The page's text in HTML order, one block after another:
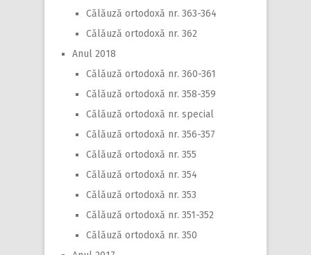
Călăuză ortodoxă nr. 363-364
Călăuză ortodoxă nr. 362
Anul 2018
Călăuză ortodoxă nr. 360-361
Călăuză ortodoxă nr. 358-359
Călăuză ortodoxă nr. special
Călăuză ortodoxă nr. 356-357
Călăuză ortodoxă nr. 355
Călăuză ortodoxă nr. 354
Călăuză ortodoxă nr. 353
Călăuză ortodoxă nr. 351-352
Călăuză ortodoxă nr. 350